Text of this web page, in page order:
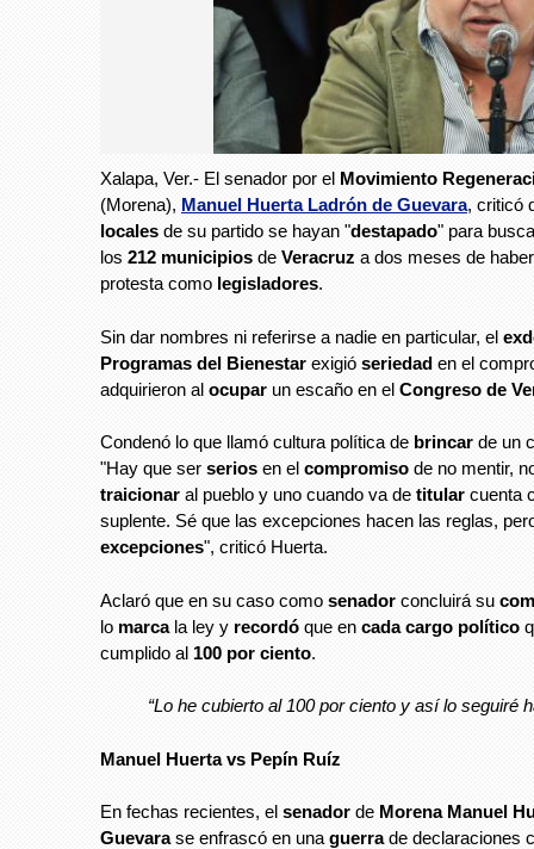
Xalapa, Ver.- El senador por el Movimiento
(Morena), Manuel Huerta Ladrón de Guevara, criticó
locales de su partido se hayan "destapado" para
los 212 municipios de Veracruz a dos meses de
protesta como legisladores.
Sin dar nombres ni referirse a nadie en particular, el
Programas del Bienestar exigió seriedad en el
adquirieron al ocupar un escaño en el Congreso de
Condenó lo que llamó cultura política de brincar de un
"Hay que ser serios en el compromiso de no mentir,
traicionar al pueblo y uno cuando va de titular cuenta
suplente. Sé que las excepciones hacen las reglas,
excepciones", criticó Huerta.
Aclaró que en su caso como senador concluirá su
lo marcala ley y recordó que en cada cargo político
cumplido al 100 por ciento.
“Lo he cubierto al 100 por ciento y así lo seguiré
Manuel Huerta vs Pepín Ruíz
En fechas recientes, el senador de Morena Manuel
Guevarase enfrascó en una guerrade declaraciones